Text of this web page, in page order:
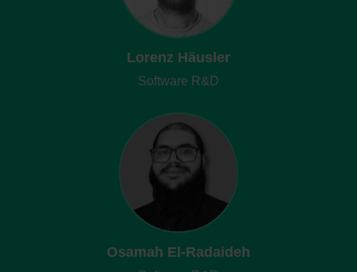
Lorenz Häusler
Software R&D
Osamah El-Radaideh